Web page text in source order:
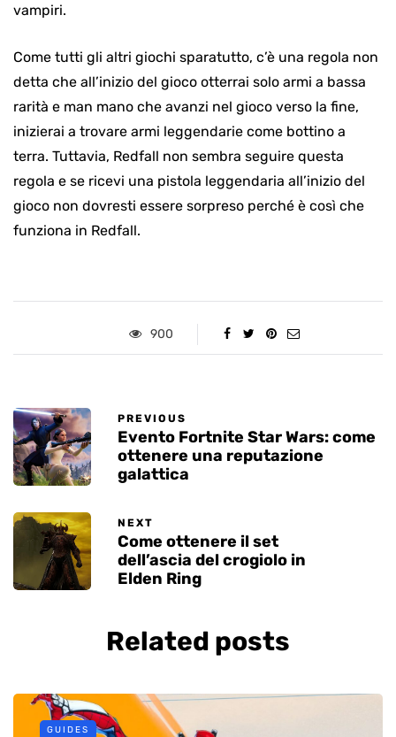
vampiri.
Come tutti gli altri giochi sparatutto, c’è una regola non
detta che all’inizio del gioco otterrai solo armi a bassa
rarità e man mano che avanzi nel gioco verso la fine,
inizierai a trovare armi leggendarie come bottino a
terra. Tuttavia, Redfall non sembra seguire questa
regola e se ricevi una pistola leggendaria all’inizio del
gioco non dovresti essere sorpreso perché è così che
funziona in Redfall.
900
PREVIOUS
Evento Fortnite Star Wars: come
ottenere una reputazione
galattica
NEXT
Come ottenere il set
dell’ascia del crogiolo in
Elden Ring
Related posts
GUIDES